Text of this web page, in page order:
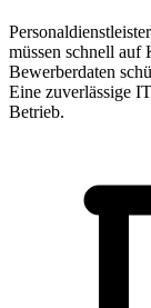
müssen schnell auf
Bewerberdaten
Eine zuverlässige
Betrieb.